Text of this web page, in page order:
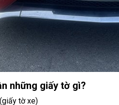
những giấy tờ gì?
tờ xe)